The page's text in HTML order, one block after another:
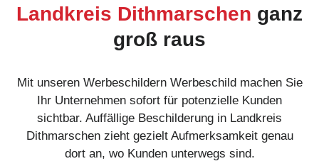
Landkreis Dithmarschen ganz
groß raus
Mit unseren Werbeschildern Werbeschild machen Sie
Ihr Unternehmen sofort für potenzielle Kunden
sichtbar. Auffällige Beschilderung in Landkreis
Dithmarschen zieht gezielt Aufmerksamkeit genau
dort an, wo Kunden unterwegs sind.